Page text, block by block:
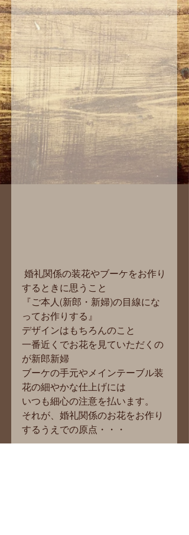
するときに思うこと
『ご本人(新郎・新婦)の目線にな
ってお作りする』
デザインはもちろんのこと
一番近くでお花を見ていただくの
が新郎新婦
ブーケの手元やメインテーブル装
花の細やかな仕上げには
いつも細心の注意を払います。
それが、婚礼関係のお花をお作り
するうえでの原点・・・